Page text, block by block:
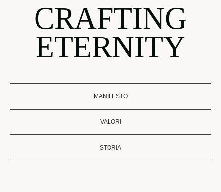
CRAFTING
ETERNITY
MANIFESTO
VALORI
STORIA